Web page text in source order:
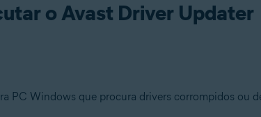
o Avast Driver Updater
PC Windows que procura drivers corrompidos ou